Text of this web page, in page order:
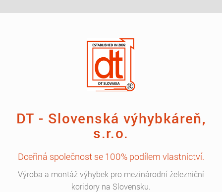
DT - Slovenská výhybkáreň,
s.r.o.
Dceřiná společnost se 100% podílem vlastnictví.
Výroba a montáž výhybek pro mezinárodní železniční
koridory na Slovensku.